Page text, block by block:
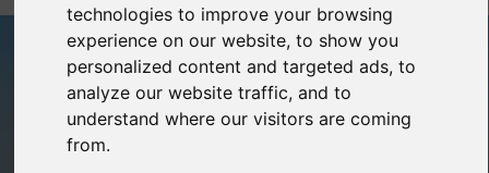
Lieu de Livraison
technologies to improve your browsing
experience on our website, to show you
personalized content and targeted ads, to
analyze our website traffic, and to
understand where our visitors are coming
from.